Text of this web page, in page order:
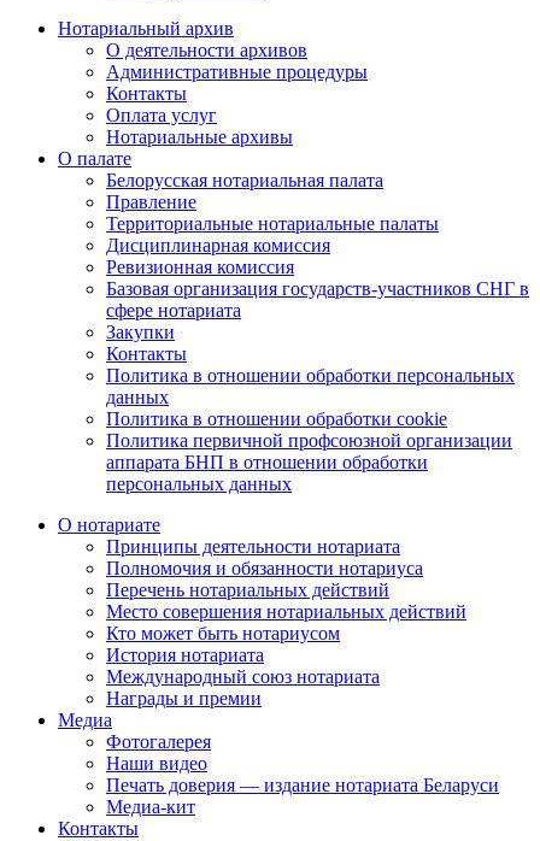
Нотариальный архив
О деятельности архивов
Административные процедуры
Контакты
Оплата услуг
Нотариальные архивы
О палате
Белорусская нотариальная палата
Правление
Территориальные нотариальные палаты
Дисциплинарная комиссия
Ревизионная комиссия
Базовая организация государств-участников СНГ в
сфере нотариата
Закупки
Контакты
Политика в отношении обработки персональных
данных
Политика в отношении обработки cookie
Политика первичной профсоюзной организации
аппарата БНП в отношении обработки
персональных данных
О нотариате
Принципы деятельности нотариата
Полномочия и обязанности нотариуса
Перечень нотариальных действий
Место совершения нотариальных действий
Кто может быть нотариусом
История нотариата
Международный союз нотариата
Награды и премии
Медиа
Фотогалерея
Наши видео
Печать доверия — издание нотариата Беларуси
Медиа-кит
Контакты